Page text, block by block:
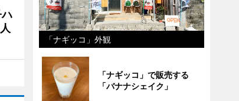
「ナギッコ」外観
「ナギッコ」で販売する
「バナナシェイク」